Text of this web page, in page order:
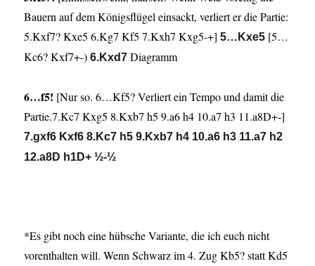
Bauern auf dem Königsflügel einsackt, verliert er die Partie:
5.Kxf7? Kxe5 6.Kg7 Kf5 7.Kxh7 Kxg5-+]5…Kxe5 [5…
Kc6? Kxf7+-)6.Kxd7Diagramm
6…f5! [Nur so. 6…Kf5? Verliert ein Tempo und damit die
Partie.7.Kc7 Kxg5 8.Kxb7 h5 9.a6 h4 10.a7 h3 11.a8D+-]
7.gxf6 Kxf6 8.Kc7 h5 9.Kxb7 h4 10.a6 h3 11.a7 h2
12.a8D h1D+ ½-½
*Es gibt noch eine hübsche Variante, die ich euch nicht
vorenthalten will. Wenn Schwarz im 4. Zug Kb5? statt Kd5